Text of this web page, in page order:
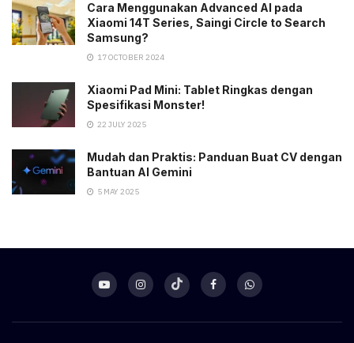
Cara Menggunakan Advanced AI pada
Xiaomi 14T Series, Saingi Circle to Search
Samsung?
17 OCTOBER 2024
Xiaomi Pad Mini: Tablet Ringkas dengan
Spesifikasi Monster!
22 JULY 2025
Mudah dan Praktis: Panduan Buat CV dengan
Bantuan AI Gemini
5 MAY 2025